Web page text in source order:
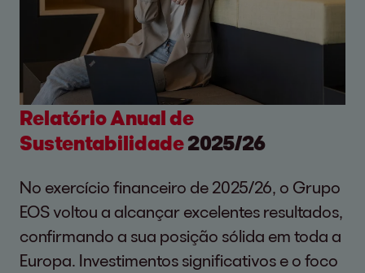
Relatório Anual de
Sustentabilidade2025/26
No exercício financeiro de 2025/26, o Grupo
EOS voltou a alcançar excelentes resultados,
confirmando a sua posição sólida em toda a
Europa. Investimentos significativos e o foco